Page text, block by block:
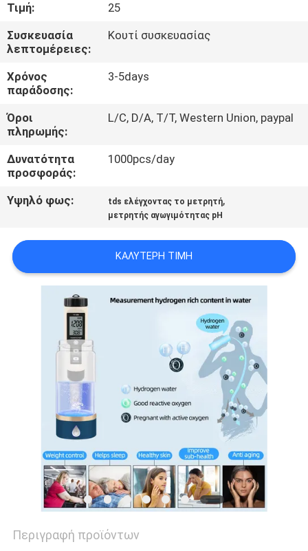
ΠΟΙΟΤΙΚΌΣ
ΈΛΕΓΧΟΣ
ΕΠΑΦΉ
ΝΈΑ
ΌΛΕΣ
ΟΙ
ΠΕΡΙΠΤΏΣΕΙΣ
SITEMAP
PRIVACY
Τιμή:
25
Συσκευασία
λεπτομέρειες:
Κουτί συσκευασίας
Χρόνος
παράδοσης:
3-5days
Όροι
πληρωμής:
L/C, D/A, T/T, Western Union, paypal
Δυνατότητα
προσφοράς:
1000pcs/day
Υψηλό φως: tds ελέγχοντας το μετρητή,
μετρητής αγωγιμότητας pH
ΚΑΛΎΤΕΡΗ ΤΙΜΉ
Περιγραφή προϊόντων